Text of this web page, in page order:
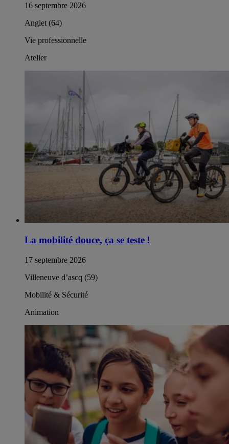
16 septembre 2026
Anglet (64)
Vie professionnelle
Atelier
La mobilité douce, ça se teste !
17 septembre 2026
Villeneuve d’ascq (59)
Mobilité & Sécurité
Animation